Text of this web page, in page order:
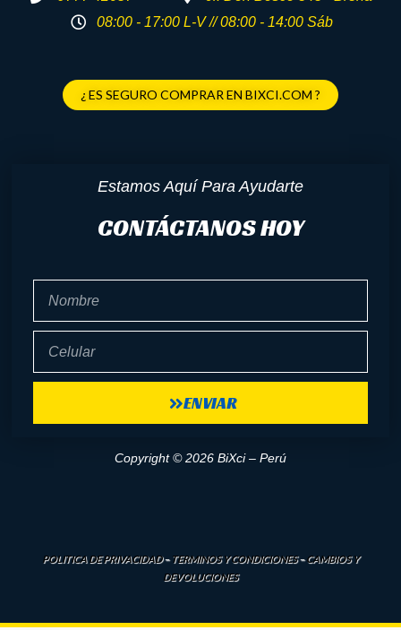
08:00 - 17:00 L-V // 08:00 - 14:00 Sáb
¿ ES SEGURO COMPRAR EN BIXCI.COM ?
Estamos Aquí Para Ayudarte
CONTÁCTANOS HOY
ENVIAR
Copyright © 2026 BiXci – Perú
POLITICA DE PRIVACIDAD–TERMINOS Y CONDICIONES–CAMBIOS Y
DEVOLUCIONES